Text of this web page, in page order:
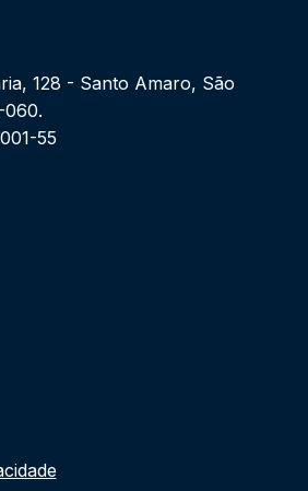
128 - Santo Amaro, São
060.
55